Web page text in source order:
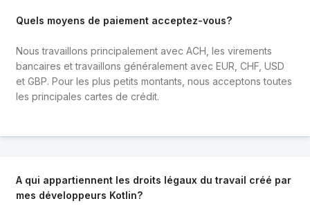
Quels moyens de paiement acceptez-vous?
Nous travaillons principalement avec ACH, les virements
bancaires et travaillons généralement avec EUR, CHF, USD
et GBP. Pour les plus petits montants, nous acceptons toutes
les principales cartes de crédit.
A qui appartiennent les droits légaux du travail créé par
mes développeurs Kotlin?